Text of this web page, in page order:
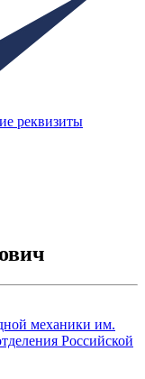
реквизиты
механики им.
Российской